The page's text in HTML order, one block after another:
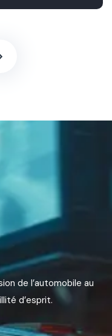
de l’automobile au
d’esprit.